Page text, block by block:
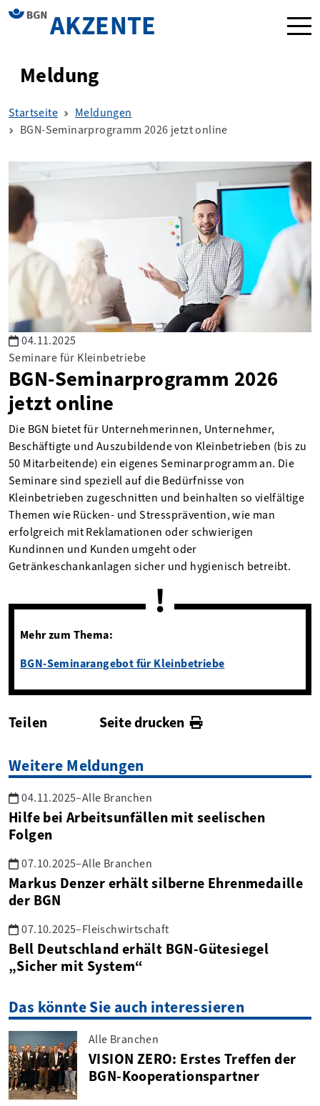
AKZENTE
Meldung
Startseite
Meldungen
BGN-Seminarprogramm 2026 jetzt online
04.11.2025
Seminare für Kleinbetriebe
BGN-Seminarprogramm 2026
jetzt online
Die BGN bietet für Unternehmerinnen, Unternehmer,
Beschäftigte und Auszubildende von Kleinbetrieben (bis zu
50 Mitarbeitende) ein eigenes Seminarprogramm an. Die
Seminare sind speziell auf die Bedürfnisse von
Kleinbetrieben zugeschnitten und beinhalten so vielfältige
Themen wie Rücken- und Stressprävention, wie man
erfolgreich mit Reklamationen oder schwierigen
Kundinnen und Kunden umgeht oder
Getränkeschankanlagen sicher und hygienisch betreibt.
Mehr zum Thema:
BGN-Seminarangebot für Kleinbetriebe
Teilen Seite drucken
Weitere Meldungen
04.11.2025–Alle Branchen
Hilfe bei Arbeitsunfällen mit seelischen
Folgen
07.10.2025–Alle Branchen
Markus Denzer erhält silberne Ehrenmedaille
der BGN
07.10.2025–Fleischwirtschaft
Bell Deutschland erhält BGN-Gütesiegel
„Sicher mit System“
Das könnte Sie auch interessieren
Alle Branchen
VISION ZERO: Erstes Treffen der
BGN-Kooperationspartner